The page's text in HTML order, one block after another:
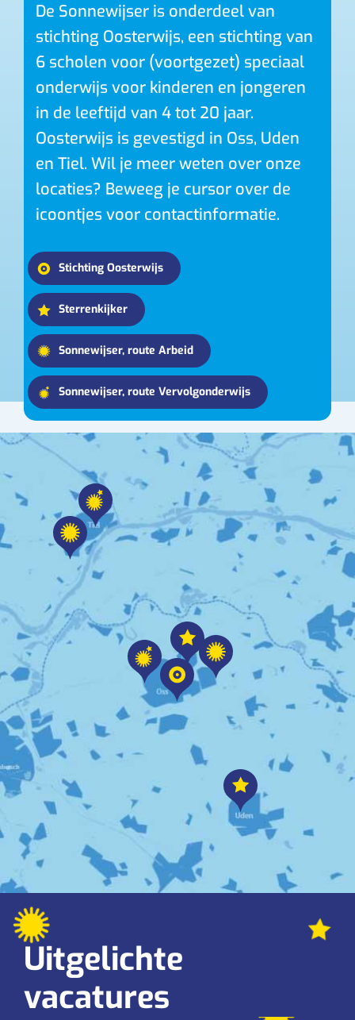
De Sonnewijser is onderdeel van
stichting Oosterwijs, een stichting van
6 scholen voor (voortgezet) speciaal
onderwijs voor kinderen en jongeren
in de leeftijd van 4 tot 20 jaar.
Oosterwijs is gevestigd in Oss, Uden
en Tiel. Wil je meer weten over onze
locaties? Beweeg je cursor over de
icoontjes voor contactinformatie.
Stichting Oosterwijs
Sterrenkijker
Sonnewijser, route Arbeid
Sonnewijser, route Vervolgonderwijs
Uitgelichte
vacatures